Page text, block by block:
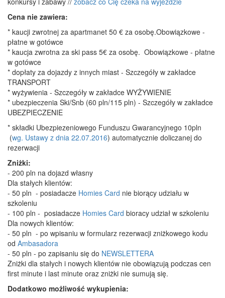
Cena nie zawiera:
* kaucji zwrotnej za apartmanet 50 € za osobę.Obowiązkowe -
płatne w gotówce
* kaucja zwrotna za ski pass 5€ za osobę. Obowiązkowe - płatne
w gotówce
* dopłaty za dojazdy z innych miast - Szczegóły w zakładce
TRANSPORT
* wyżywienia - Szczegóły w zakładce WYŻYWIENIE
* ubezpieczenia Ski/Snb (60 pln/115 pln) - Szczegóły w zakładce
UBEZPIECZENIE
* składki Ubezpiezeniowego Funduszu Gwarancyjnego 10pln
(wg. Ustawy z dnia 22.07.2016) automatycznie doliczanej do
rezerwacji
Zniżki:
- 200 pln na dojazd własny
Dla stałych klientów:
- 50 pln - posiadacze Homies Card nie biorący udziału w
szkoleniu
- 100 pln - posiadacze Homies Card bioracy udział w szkoleniu
Dla nowych klientów:
- 50 pln - po wpisaniu w formularz rezerwacji zniżkowego kodu
od Ambasadora
- 50 pln - po zapisaniu się do NEWSLETTERA
Zniżki dla stałych i nowych klientów nie obowiązują podczas cen
first minute i last minute oraz zniżki nie sumują się.
Dodatkowo możliwość wykupienia: